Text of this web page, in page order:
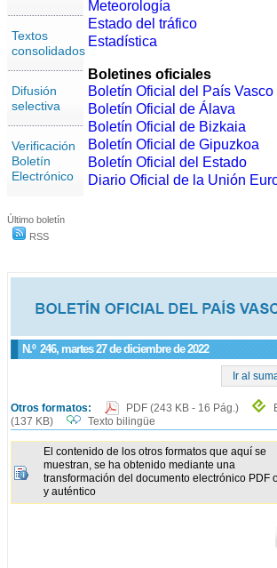
Textos
consolidados
Difusión
selectiva
Verificación
Boletín
Electrónico
Último boletín
RSS
N.º 246, martes 27 de diciembre de 2022
Ir al
Otros formatos: PDF (243 KB - 16 Pág.)
(137 KB)
Texto bilingüe
El contenido de los otros formatos que aquí se
muestran, se ha obtenido mediante una
transformación del documento electrónico PDF
y auténtico
Meteorología
Estado del tráfico
Estadística
Boletines oficiales
Boletín Oficial del País Vasco
Boletín Oficial de Álava
Boletín Oficial de Bizkaia
Boletín Oficial de Gipuzkoa
Boletín Oficial del Estado
Diario Oficial de la Unión